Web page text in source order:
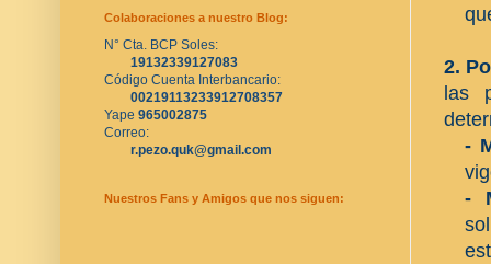
2.
las
-
-
Colaboraciones a nuestro Blog:
N° Cta. BCP Soles:
19132339127083
Código Cuenta Interbancario:
00219113233912708357
Yape 965002875
Correo:
r.pezo.quk@gmail.com
Nuestros Fans y Amigos que nos siguen: